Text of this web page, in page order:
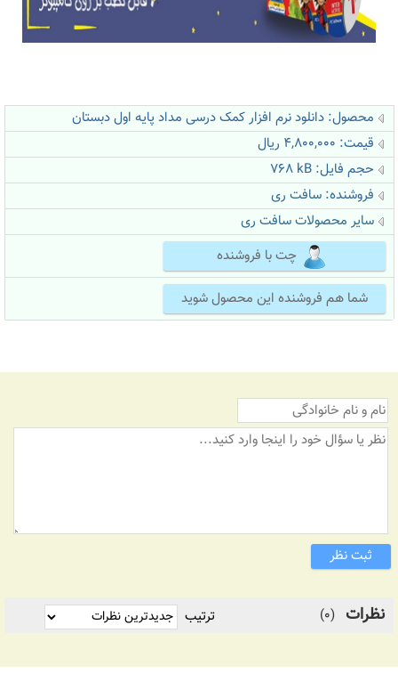
محصول: دانلود نرم افزار کمک درسی مداد پایه اول دبستان
قیمت: 4,800,000 ریال
حجم فایل: 768
i kB
فروشنده:سافت ری
سایر محصولات سافت ری
چت با فروشنده
شما هم فروشنده این محصول شوید
ثبت نظر
نظرات (0) ترتیب